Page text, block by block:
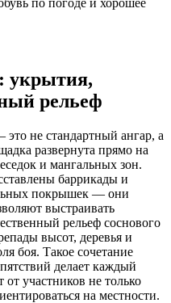
по погоде и хорошее
укрытия,
рельеф
не стандартный ангар, а
развернута прямо на
и мангальных зон.
баррикады и
покрышек — они
выстраивать
рельеф соснового
высот, деревья и
боя. Такое сочетание
делает каждый
от участников не только
на местности.